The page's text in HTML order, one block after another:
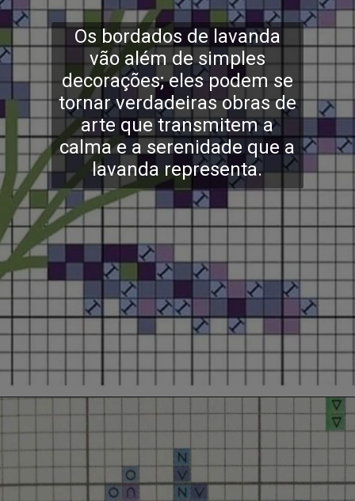
Os bordados de lavanda
vão além de simples
decorações; eles podem se
tornar verdadeiras obras de
arte que transmitem a
calma e a serenidade que a
lavanda representa.
Opening